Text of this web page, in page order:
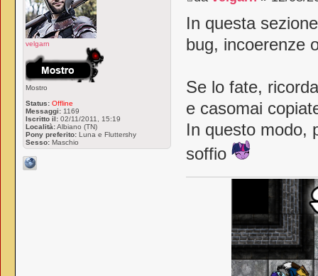
In questa
bug, incoerenze
Se lo fate,
e casomai
In questo modo,
soffio
velgarn
Mostro
Status: Offline
Messaggi: 1169
Iscritto il: 02/11/2011, 15:19
Località:Albiano (TN)
Pony preferito: Luna e Fluttershy
Sesso: Maschio